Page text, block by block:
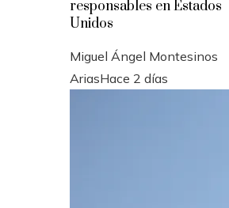
responsables en Estados
Unidos
Miguel Ángel Montesinos
AriasHace 2 días